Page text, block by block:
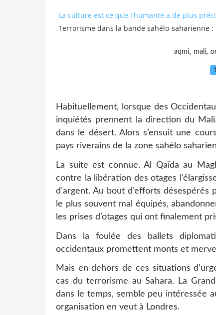
La culture est ce que l'humanté a de plus
Terrorisme dans la bande sahélo-saharienne
aqmi, mali,
Habituellement, lorsque des
inquiétés prennent la direction du
dans le désert. Alors s’ensuit une
pays riverains de la zone sahélo
La suite est connue. Al Qaïda au
contre la libération des otages
d’argent. Au bout d’efforts
le plus souvent mal équipés,
les prises d’otages qui ont finalement
Dans la foulée des ballets
occidentaux promettent monts et
Mais en dehors de ces situations
cas du terrorisme au Sahara. La
dans le temps, semble peu intéressée
organisation en veut à Londres.